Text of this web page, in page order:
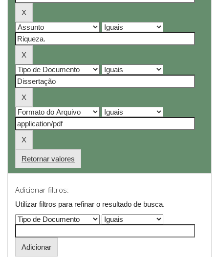
Retornar valores
Adicionar filtros:
Utilizar filtros para refinar o resultado de busca.